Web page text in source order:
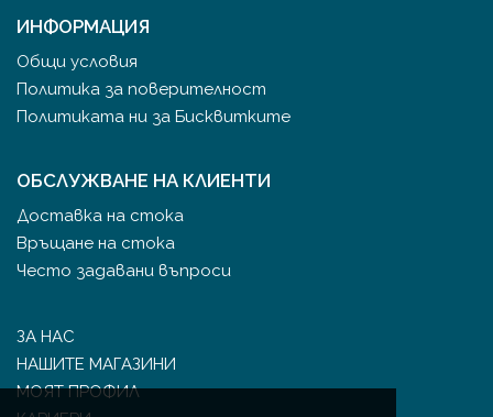
ИНФОРМАЦИЯ
Общи условия
Политика за поверителност
Политиката ни за Бисквитките
ОБСЛУЖВАНЕ НА КЛИЕНТИ
Доставка на стока
Връщане на стока
Често задавани въпроси
ЗА НАС
НАШИТЕ МАГАЗИНИ
МОЯТ ПРОФИЛ